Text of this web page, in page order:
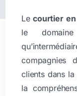
Lecourtier en
le
compagnies
clients dans la
la